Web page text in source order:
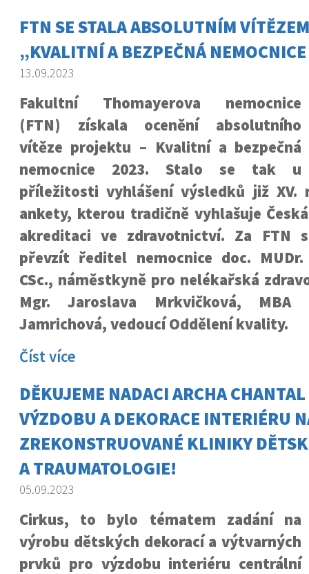
FTN SE STALA ABSOLUTNÍM
„KVALITNÍ A BEZPEČNÁ
13.09.2023
Fakultní Thomayerova nemocnice
(FTN) získala ocenění absolutního
vítěze projektu – Kvalitní a bezpečná
nemocnice 2023. Stalo se tak u
příležitosti vyhlášení výsledků již XV.
ankety, kterou tradičně vyhlašuje
akreditaci ve zdravotnictví. Za FTN
převzít ředitel nemocnice doc. MUDr.
CSc., náměstkyně pro nelékařská
Mgr. Jaroslava Mrkvičková,
Jamrichová, vedoucí Oddělení kvality.
Číst více
DĚKUJEME NADACI ARCHA
VÝZDOBU A DEKORACE INTERIÉRU
ZREKONSTRUOVANÉ KLINIKY
A TRAUMATOLOGIE!
05.09.2023
Cirkus, to bylo tématem zadání na
výrobu dětských dekorací a výtvarných
prvků pro výzdobu interiéru centrální